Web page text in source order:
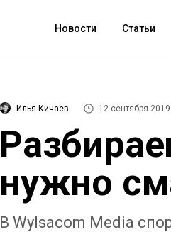
Новости Статьи
Илья Кичаев 12 сентября 2019
нужно
В Wylsacom Media